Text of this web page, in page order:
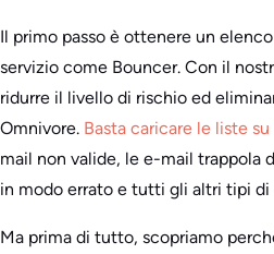
Il primo passo è ottenere un
servizio come Bouncer. Con il
ridurre il livello di rischio ed
Omnivore. Basta caricare le liste
mail non valide, le e-mail trappola
in modo errato e tutti gli altri tipi
Ma prima di tutto, scopriamo